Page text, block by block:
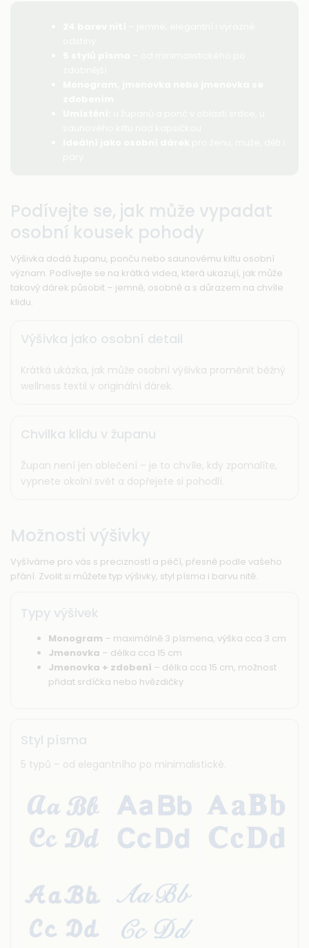
Podívejte se, jak může vypadat
osobní kousek pohody
Výšivka dodá županu, ponču nebo saunovému kiltu osobní
význam. Podívejte se na krátká videa, která ukazují, jak může
takový dárek působit – jemně, osobně a s důrazem na chvíle
klidu.
Výšivka jako osobní detail
Krátká ukázka, jak může osobní výšivka proměnit běžný
wellness textil v originální dárek.
Chvilka klidu v županu
Župan není jen oblečení – je to chvíle, kdy zpomalíte,
vypnete okolní svět a dopřejete si pohodlí.
Možnosti výšivky
Vyšíváme pro vás s precizností a péčí, přesně podle vašeho
přání. Zvolit si můžete typ výšivky, styl písma i barvu nitě.
Typy výšivek
Monogram – maximálně 3 písmena, výška cca 3 cm
Jmenovka – délka cca 15 cm
Jmenovka + zdobení – délka cca 15 cm, možnost
přidat srdíčka nebo hvězdičky
Styl písma
5 typů – od elegantního po minimalistické.